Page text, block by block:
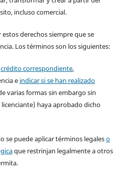
incluso comercial.
derechos siempre que se
Los términos son los siguientes:
crédito correspondiente,
e indicar si se han realizado
varias formas sin embargo sin
haya aprobado dicho
se puede aplicar términos legaleso
que restrinjan legalmente a otros